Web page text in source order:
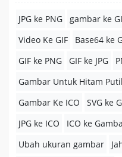
JPG ke PNG gambar ke
Video Ke GIF
Base64 ke
GIF ke PNG
GIF ke JPG
Gambar Untuk Hitam
Gambar Ke ICO
SVG ke
JPG ke ICO
ICO ke
Ubah ukuran gambar